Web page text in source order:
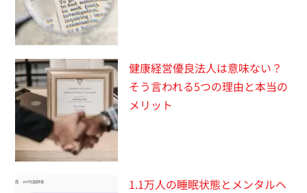
健康経営優良法人は意味ない？
そう言われる5つの理由と本当の
メリット
1.1万人の睡眠状態とメンタルヘ